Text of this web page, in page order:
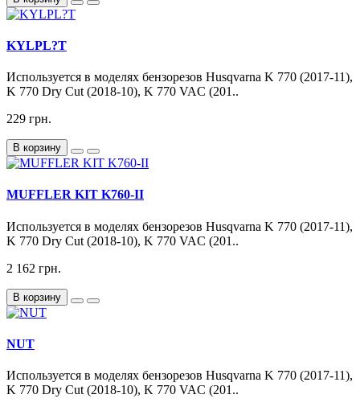
KYLPL?T
Используется в моделях бензорезов Husqvarna K 770 (2017-11),
K 770 Dry Cut (2018-10), K 770 VAC (201..
229 грн.
В корзину
MUFFLER KIT K760-II
Используется в моделях бензорезов Husqvarna K 770 (2017-11),
K 770 Dry Cut (2018-10), K 770 VAC (201..
2 162 грн.
В корзину
NUT
Используется в моделях бензорезов Husqvarna K 770 (2017-11),
K 770 Dry Cut (2018-10), K 770 VAC (201..